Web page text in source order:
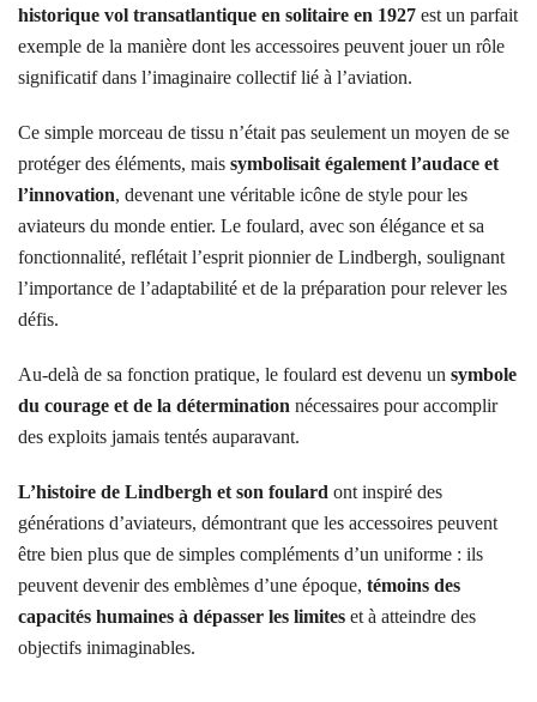
historique vol transatlantique en solitaire en 1927 est un parfait
exemple de la manière dont les accessoires peuvent jouer un rôle
significatif dans l’imaginaire collectif lié à l’aviation.
Ce simple morceau de tissu n’était pas seulement un moyen de se
protéger des éléments, mais symbolisait également l’audace et
l’innovation, devenant une véritable icône de style pour les
aviateurs du monde entier. Le foulard, avec son élégance et sa
fonctionnalité, reflétait l’esprit pionnier de Lindbergh, soulignant
l’importance de l’adaptabilité et de la préparation pour relever les
défis.
Au-delà de sa fonction pratique, le foulard est devenu un symbole
du courage et de la détermination nécessaires pour accomplir
des exploits jamais tentés auparavant.
L’histoire de Lindbergh et son foulard ont inspiré des
générations d’aviateurs, démontrant que les accessoires peuvent
être bien plus que de simples compléments d’un uniforme : ils
peuvent devenir des emblèmes d’une époque, témoins des
capacités humaines à dépasser les limites et à atteindre des
objectifs inimaginables.